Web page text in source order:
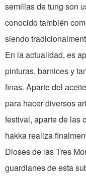
semillas de tung son
conocido también
siendo
En la actualidad, es
pinturas, barnices y
finas. Aparte del
para hacer diversos
festival, aparte de las
hakka realiza
Dioses de las Tres
guardianes de esta